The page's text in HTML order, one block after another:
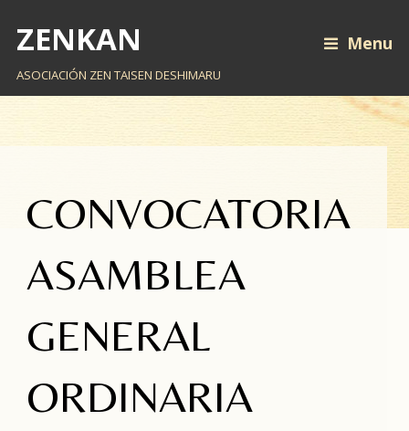
ZENKAN
ASOCIACIÓN ZEN TAISEN DESHIMARU
Menu
CONVOCATORIA
ASAMBLEA
GENERAL
ORDINARIA